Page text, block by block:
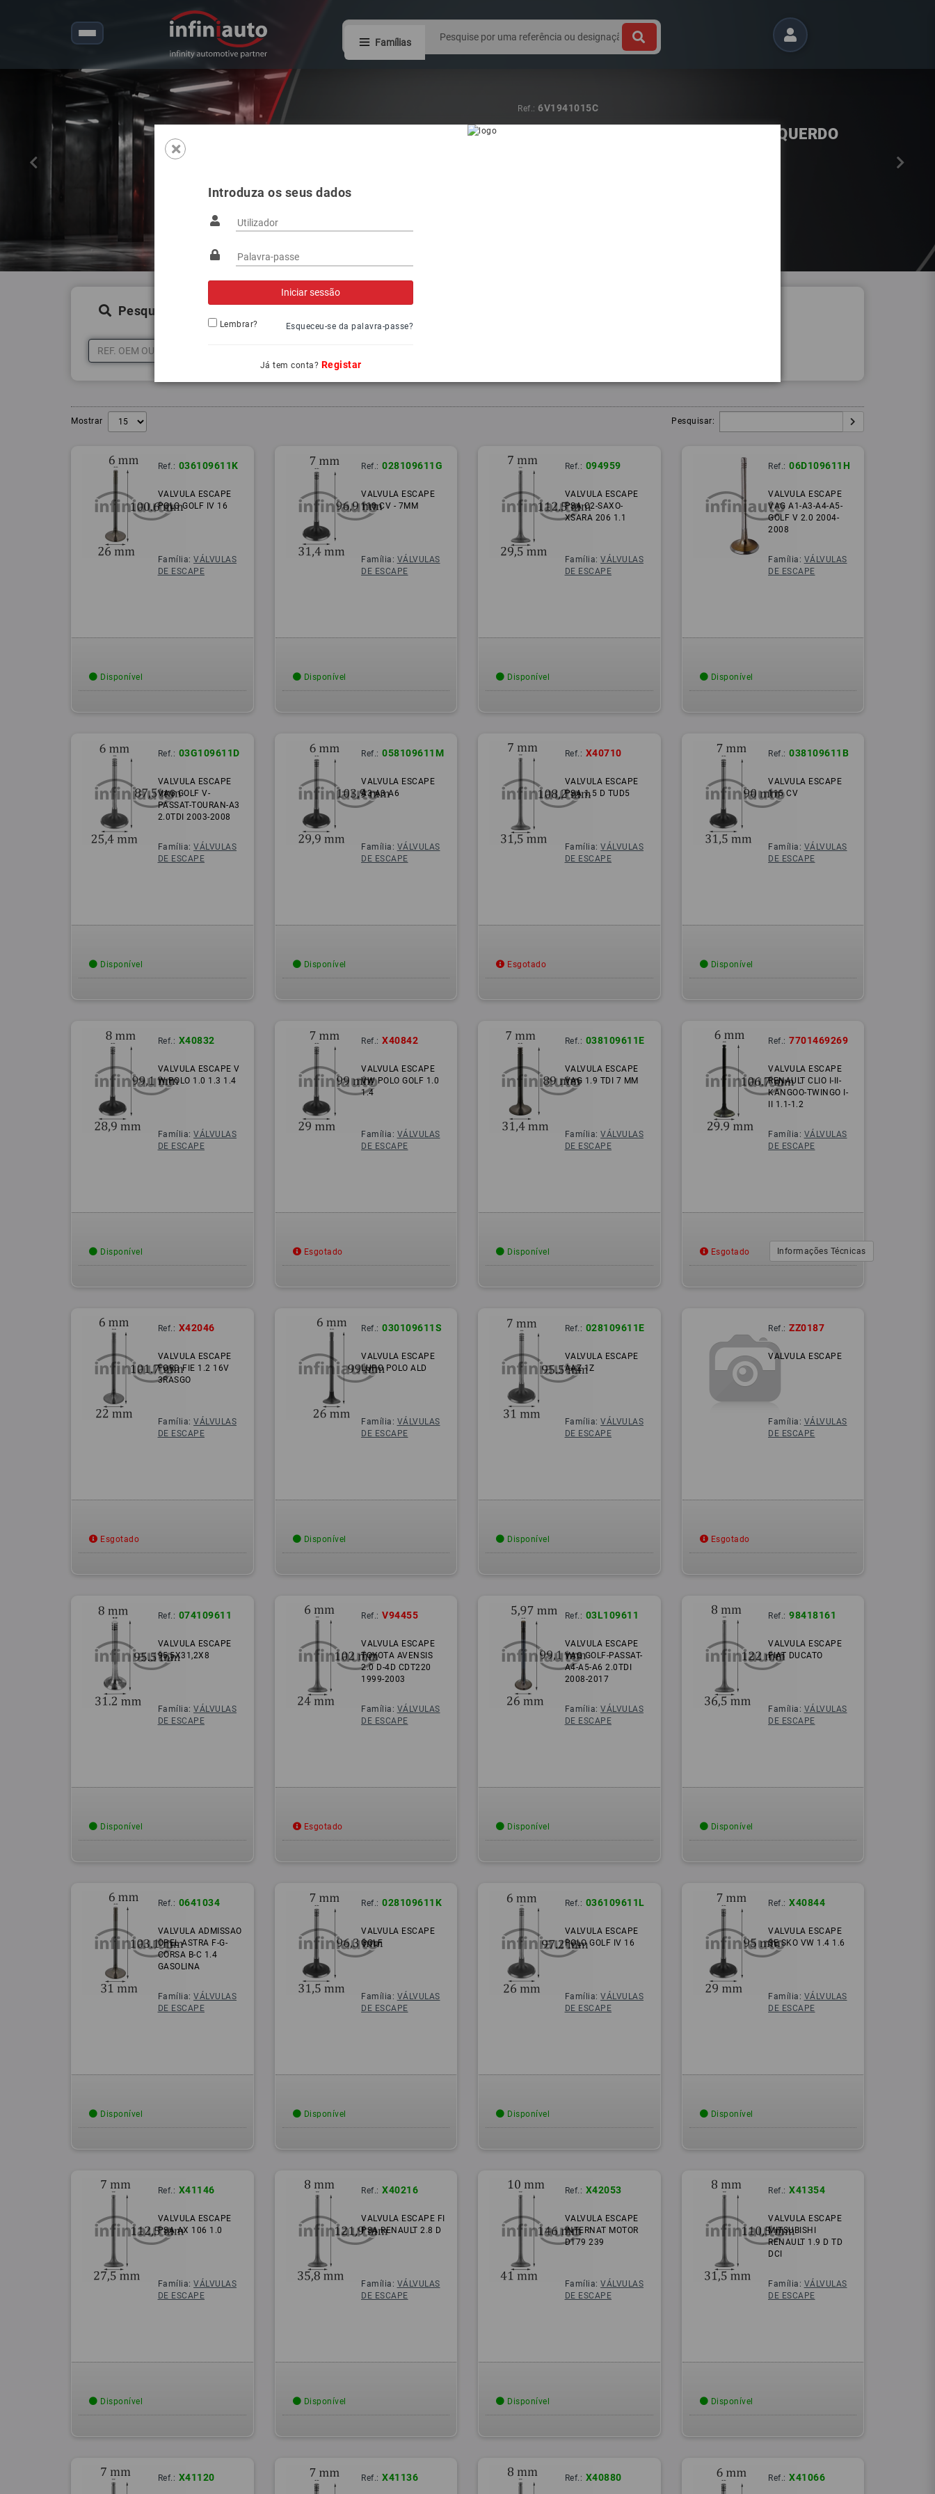
Introduza os seus dados
Lembrar? Esqueceu-se da palavra-passe?
Já tem conta? Registar
Famílias
Ref.: 5G1941078
Pesquisa de produtos
Mostrar Pesquisar:
Ref.: 036109611K
VALVULA ESCAPE
POLO GOLF IV 16
Família:VÁLVULAS
DE ESCAPE
Disponível
Ref.: 028109611G
VALVULA ESCAPE
110 CV - 7MM
Família: VÁLVULAS
DE ESCAPE
Disponível
Ref.: 094959
VALVULA ESCAPE
PSA C2-SAXO-
XSARA 206 1.1
Família:VÁLVULAS
DE ESCAPE
Disponível
Ref.: 06D109611H
VALVULA ESCAPE
VAG A1-A3-A4-A5-
GOLF V 2.0 2004-
2008
Família: VÁLVULAS
DE ESCAPE
Disponível
Ref.: 03G109611D
VALVULA ESCAPE
VAG GOLF V-
PASSAT-TOURAN-A3
2.0TDI 2003-2008
Família:VÁLVULAS
DE ESCAPE
Disponível
Ref.: 058109611M
VALVULA ESCAPE
A3 A3 A6
Família: VÁLVULAS
DE ESCAPE
Disponível
Ref.: X40710
VALVULA ESCAPE
PSA 1.5 D TUD5
Família:VÁLVULAS
DE ESCAPE
Esgotado
Ref.: 038109611B
VALVULA ESCAPE
115 CV
Família: VÁLVULAS
DE ESCAPE
Disponível
Ref.: X40832
VALVULA ESCAPE V
W POLO 1.0 1.3 1.4
Família:VÁLVULAS
DE ESCAPE
Disponível
Ref.: X40842
VALVULA ESCAPE
VW POLO GOLF 1.0
1.4
Família: VÁLVULAS
DE ESCAPE
Esgotado
Ref.: 038109611E
VALVULA ESCAPE
VAG 1.9 TDI 7 MM
Família:VÁLVULAS
DE ESCAPE
Disponível
Ref.: 7701469269
VALVULA ESCAPE
RENAULT CLIO I-II-
KANGOO-TWINGO I-
II 1.1-1.2
Família: VÁLVULAS
DE ESCAPE
Esgotado Informações Técnicas
Ref.: X42046
VALVULA ESCAPE
FORD FIE 1.2 16V
3RASGO
Família:VÁLVULAS
DE ESCAPE
Esgotado
Ref.: 030109611S
VALVULA ESCAPE
LUPO POLO ALD
Família: VÁLVULAS
DE ESCAPE
Disponível
Ref.: 028109611E
VALVULA ESCAPE
AAZ 1Z
Família:VÁLVULAS
DE ESCAPE
Disponível
Ref.: ZZ0187
VALVULA ESCAPE
Família: VÁLVULAS
DE ESCAPE
Esgotado
Ref.: 074109611
VALVULA ESCAPE
95,5X31,2X8
Família:VÁLVULAS
DE ESCAPE
Disponível
Ref.: V94455
VALVULA ESCAPE
TOYOTA AVENSIS
2.0 D-4D CDT220
1999-2003
Família: VÁLVULAS
DE ESCAPE
Esgotado
Ref.: 03L109611
VALVULA ESCAPE
VAG GOLF-PASSAT-
A4-A5-A6 2.0TDI
2008-2017
Família:VÁLVULAS
DE ESCAPE
Disponível
Ref.: 98418161
VALVULA ESCAPE
FIAT DUCATO
Família: VÁLVULAS
DE ESCAPE
Disponível
Ref.: 0641034
VALVULA ADMISSAO
OPEL ASTRA F-G-
CORSA B-C 1.4
GASOLINA
Família:VÁLVULAS
DE ESCAPE
Disponível
Ref.: 028109611K
VALVULA ESCAPE
GOLF
Família: VÁLVULAS
DE ESCAPE
Disponível
Ref.: 036109611L
VALVULA ESCAPE
POLO GOLF IV 16
Família:VÁLVULAS
DE ESCAPE
Disponível
Ref.: X40844
VALVULA ESCAPE
SE SKO VW 1.4 1.6
Família: VÁLVULAS
DE ESCAPE
Disponível
Ref.: X41146
VALVULA ESCAPE
PSA AX 106 1.0
Família:VÁLVULAS
DE ESCAPE
Disponível
Ref.: X40216
VALVULA ESCAPE FI
PSA RENAULT 2.8 D
Família: VÁLVULAS
DE ESCAPE
Disponível
Ref.: X42053
VALVULA ESCAPE
INTERNAT MOTOR
D179 239
Família:VÁLVULAS
DE ESCAPE
Disponível
Ref.: X41354
VALVULA ESCAPE
MITSUBISHI
RENAULT 1.9 D TD
DCI
Família: VÁLVULAS
DE ESCAPE
Disponível
Ref.: X41120 Ref.: X41136 Ref.: X40880 Ref.: X41066